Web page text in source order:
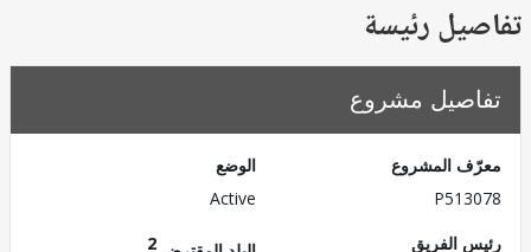
رئيسة
مشروع
المشروع
الفريق